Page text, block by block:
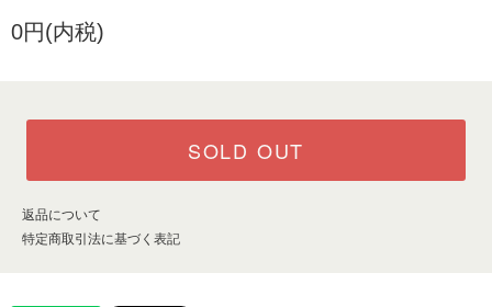
0円(内税)
SOLD OUT
返品について
特定商取引法に基づく表記